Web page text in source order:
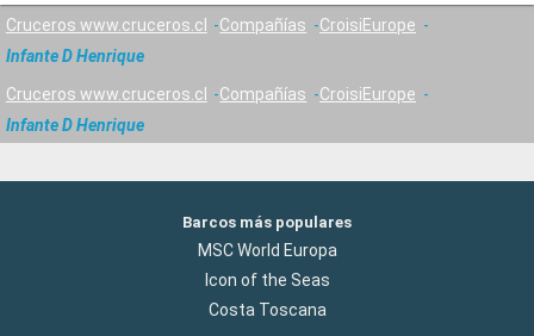
Cruceros www.cruceros.cl Compañías
CroisiEurope
Infante D Henrique
Cruceros www.cruceros.cl Compañías
CroisiEurope
Infante D Henrique
Barcos más populares
MSC World Europa
Icon of the Seas
Costa Toscana